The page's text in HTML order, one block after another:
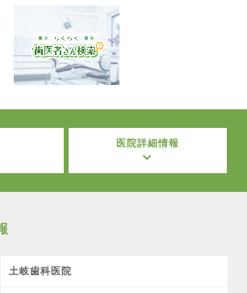
医院詳細情報
土岐歯科医院